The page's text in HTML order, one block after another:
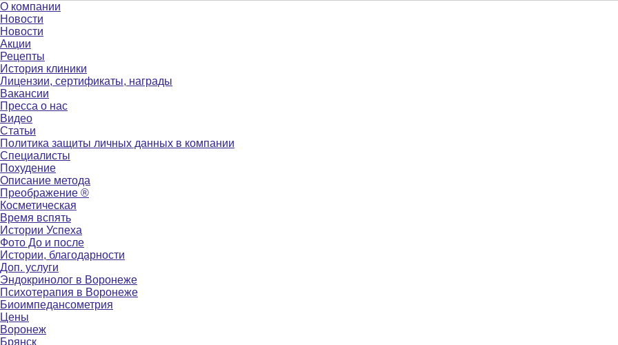
О компании
Новости
Новости
Акции
Рецепты
История клиники
Лицензии, сертификаты, награды
Вакансии
Пресса о нас
Видео
Статьи
Политика защиты личных данных в компании
Специалисты
Похудение
Описание метода
Преображение ®
Косметическая
Время вспять
Истории Успеха
Фото До и после
Истории, благодарности
Доп. услуги
Эндокринолог в Воронеже
Психотерапия в Воронеже
Биоимпедансометрия
Цены
Воронеж
Брянск